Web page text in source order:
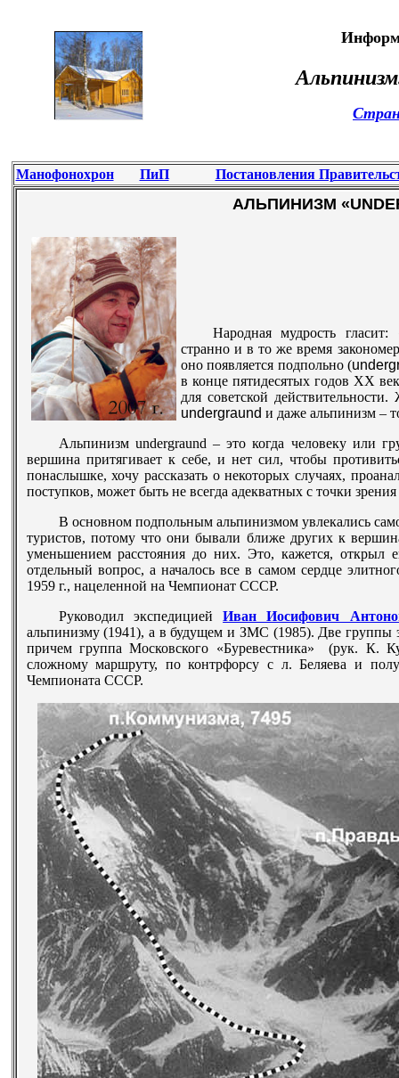
Альпинизм
Манофонохрон ПиП Постановления
АЛЬПИНИЗМ «
Народная мудрость
странно и в то же время
оно появляется подпольно (
в конце пятидесятых годов XX
для советской
undergraund и даже альпинизм –
Альпинизм undergraund– это когда человеку или
вершина притягивает к себе, и нет сил, чтобы
понаслышке, хочу рассказать о некоторых случаях,
поступков, может быть не всегда адекватных с точки
В основном подпольным альпинизмом увлекались
туристов, потому что они бывали ближе других к
уменьшением расстояния до них. Это, кажется,
отдельный вопрос, а началось все в самом сердце
1959 г., нацеленной на Чемпионат СССР.
Руководил экспедициейИван Иосифович
альпинизму (1941), а в будущем и ЗМС (1985). Две
причем группа Московского «Буревестника» (рук. К.
сложному маршруту, по контрфорсу с л. Беляева и
Чемпионата СССР.